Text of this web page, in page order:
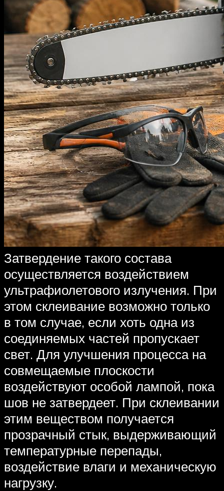
Затвердение такого состава
осуществляется воздействием
ультрафиолетового излучения. При
этом склеивание возможно только
в том случае, если хоть одна из
соединяемых частей пропускает
свет. Для улучшения процесса на
совмещаемые плоскости
воздействуют особой лампой, пока
шов не затвердеет. При склеивании
этим веществом получается
прозрачный стык, выдерживающий
температурные перепады,
воздействие влаги и механическую
нагрузку.